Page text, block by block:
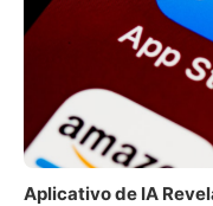
Aplicativo de IA